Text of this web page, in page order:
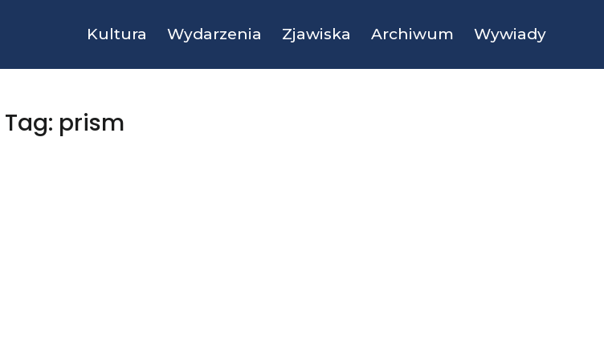
Kultura Wydarzenia Zjawiska Archiwum Wywiady
Tag: prism